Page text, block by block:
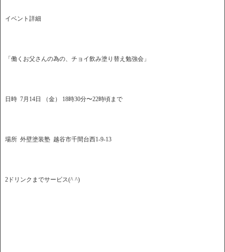
イベント詳細
「働くお父さんの為の、チョイ飲み塗り替え勉強会」
日時 7月14日 （金） 18時30分〜22時頃まで
場所 外壁塗装塾 越谷市千間台西1-9-13
2ドリンクまでサービス(^ ^)